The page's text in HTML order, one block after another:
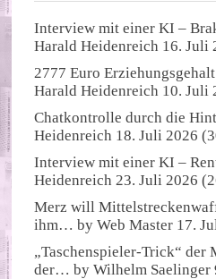
Interview mit einer KI –
Harald Heidenreich 16. Juli
2777 Euro
Harald Heidenreich 10. Juli
Chatkontrolle durch die
Heidenreich 18. Juli 2026
Interview mit einer KI –
Heidenreich 23. Juli 2026
Merz will
ihm… byWeb Master 17.
„Taschenspieler-Trick“ der
der… byWilhelm Saelinger